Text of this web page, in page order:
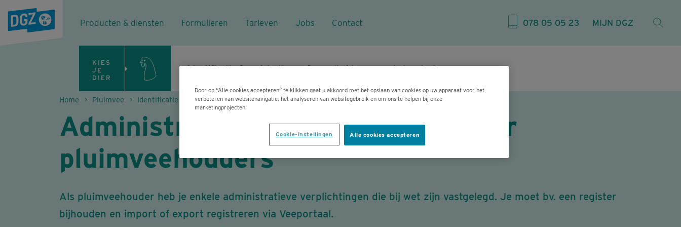
Producten & diensten Formulieren Tarieven Jobs Contact 078 05 05 23 MIJN DGZ
KIES
JE
DIER
Identificatie & registratie Gezondheidszorg Laboratorium
Home Pluimvee Identificatie & registratie (I&R) van pluimvee Administratieve verplichtingen voor pluimveehouders
Administratieve verplichtingen voor
pluimveehouders
Als pluimveehouder heb je enkele administratieve verplichtingen die bij wet zijn vastgelegd. Je moet bv. een register
bijhouden en import of export registreren via Veeportaal.
Door op “Alle cookies accepteren” te klikken gaat u akkoord met het opslaan van cookies op uw apparaat voor het
verbeteren van websitenavigatie, het analyseren van websitegebruik en om ons te helpen bij onze
marketingprojecten.
Alle cookies accepteren
Cookie-instellingen